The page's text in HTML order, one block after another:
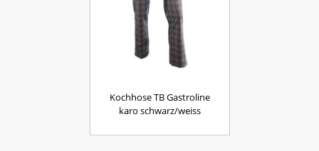
Kochhose TB Gastroline
karo schwarz/weiss